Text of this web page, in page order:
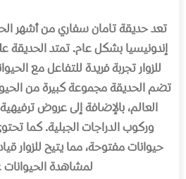
تعد حديقة تامان سفاري من أشهر
إندونيسيا بشكل عام.تمتد
للزوار تجربة فريدة للتفاعل مع
تضم الحديقة مجموعة كبيرة من
العالم، بالإضافة إلى عروض
وركوب الدراجات الجبلية.كما
حيوانات مفتوحة، مما يتيح للزوار
لمشاهدة